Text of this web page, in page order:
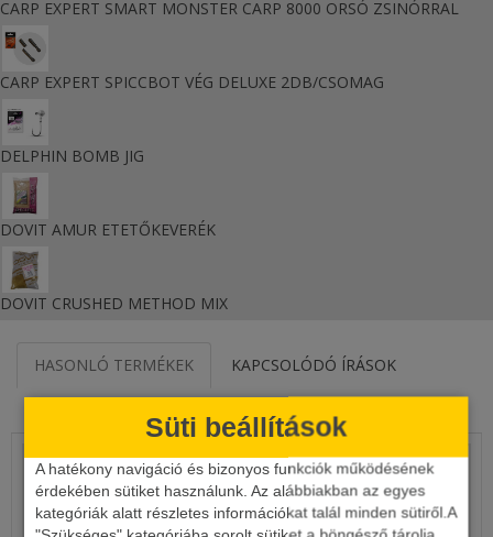
Süti beállítások
A hatékony navigáció és bizonyos funkciók működésének
érdekében sütiket használunk. Az alábbiakban az egyes
kategóriák alatt részletes információkat talál minden sütiről.A
CARP EXPERT SMART MONSTER CARP 8000 ORSÓ ZSINÓRRAL
CARP EXPERT SPICCBOT VÉG DELUXE 2DB/CSOMAG
DELPHIN BOMB JIG
DOVIT AMUR ETETŐKEVERÉK
DOVIT CRUSHED METHOD MIX
HASONLÓ TERMÉKEK KAPCSOLÓDÓ ÍRÁSOK